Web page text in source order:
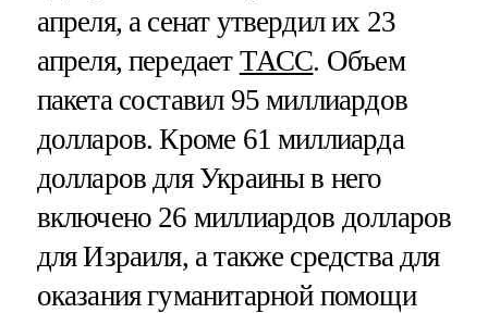
апреля, а сенат утвердил их 23
апреля, передает ТАСС. Объем
пакета составил 95 миллиардов
долларов. Кроме 61 миллиарда
долларов для Украины в него
включено 26 миллиардов долларов
для Израиля, а также средства для
оказания гуманитарной помощи